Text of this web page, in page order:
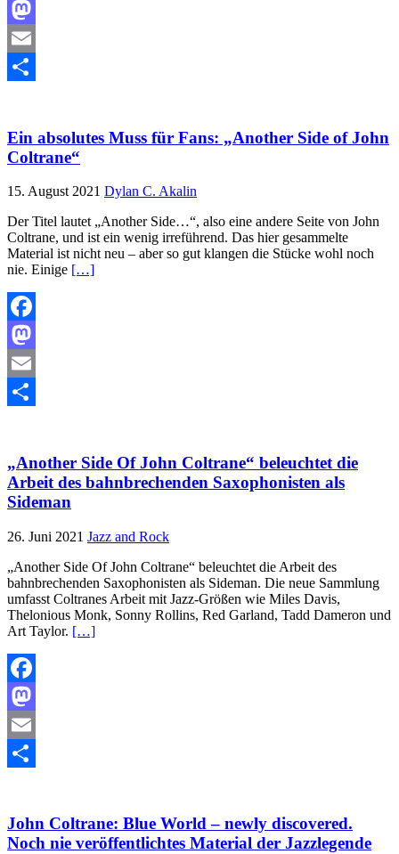
Facebook
Mastodon
Email
Ein absolutes Muss für Fans: „Another Side of John
Coltrane“
15. August 2021 Dylan C. Akalin
Der Titel lautet „Another Side…“, also eine andere Seite von John
Coltrane, und ist ein wenig irreführend. Das hier gesammelte
Material ist nicht neu – aber so gut klangen die Stücke wohl noch
nie. Einige […]
Facebook
Mastodon
Email
„Another Side Of John Coltrane“ beleuchtet die
Arbeit des bahnbrechenden Saxophonisten als
Sideman
26. Juni 2021 Jazz and Rock
„Another Side Of John Coltrane“ beleuchtet die Arbeit des
bahnbrechenden Saxophonisten als Sideman. Die neue Sammlung
umfasst Coltranes Arbeit mit Jazz-Größen wie Miles Davis,
Thelonious Monk, Sonny Rollins, Red Garland, Tadd Dameron und
Art Taylor. […]
Facebook
Mastodon
Email
John Coltrane: Blue World – newly discovered.
Noch nie veröffentlichtes Material der Jazzlegende